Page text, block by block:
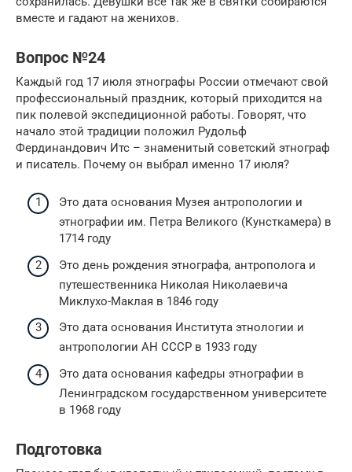
вместе и гадают на женихов.
Вопрос №24
Каждый год 17 июля этнографы России отмечают свой
профессиональный праздник, который приходится на
пик полевой экспедиционной работы. Говорят, что
начало этой традиции положил Рудольф
Фердинандович Итс – знаменитый советский этнограф
и писатель. Почему он выбрал именно 17 июля?
Это дата основания Музея антропологии и
этнографии им. Петра Великого (Кунсткамера) в
1714 году
Это день рождения этнографа, антрополога и
путешественника Николая Николаевича
Миклухо-Маклая в 1846 году
Это дата основания Института этнологии и
антропологии АН СССР в 1933 году
Это дата основания кафедры этнографии в
Ленинградском государственном университете
в 1968 году
Подготовка